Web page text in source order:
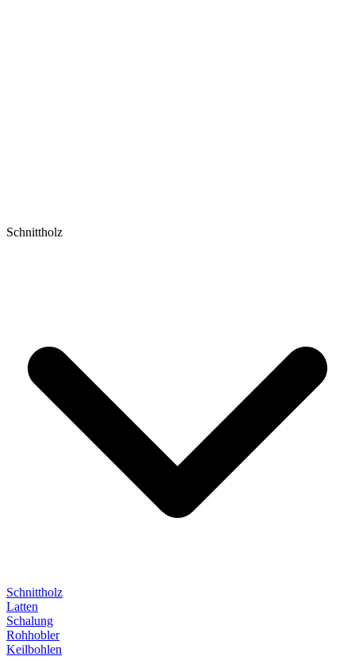
Schnittholz
Schnittholz
Latten
Schalung
Rohhobler
Keilbohlen